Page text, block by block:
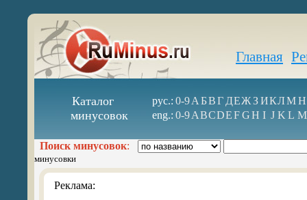
Главная
Каталог
минусовок
рус.: 0-9А БВГ ДЕЖ З ИКЛМН
eng.: 0-9ABCDEFGH I J K L M
Поиск минусовок:
минусовки
Реклама: